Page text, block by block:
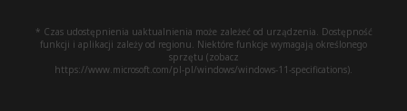
* Czas udostępnienia uaktualnienia może zależeć od urządzenia. Dostępność
funkcji i aplikacji zależy od regionu. Niektóre funkcje wymagają określonego
sprzętu (zobacz
https://www.microsoft.com/pl-pl/windows/windows-11-specifications).